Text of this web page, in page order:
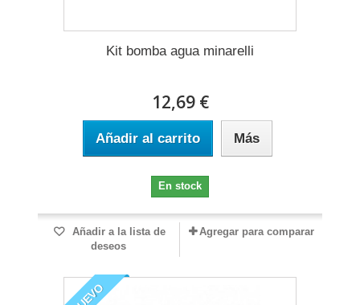
Kit bomba agua minarelli
12,69 €
Añadir al carrito Más
En stock
Añadir a la lista de
deseos
Agregar para comparar